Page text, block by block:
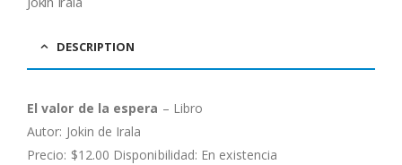
DESCRIPTION
El valor de la espera – Libro
Autor: Jokin de Irala
Precio: $12.00 Disponibilidad: En existencia